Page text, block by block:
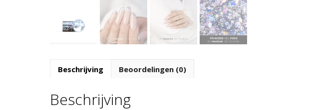
Beschrijving Beoordelingen (0)
Beschrijving